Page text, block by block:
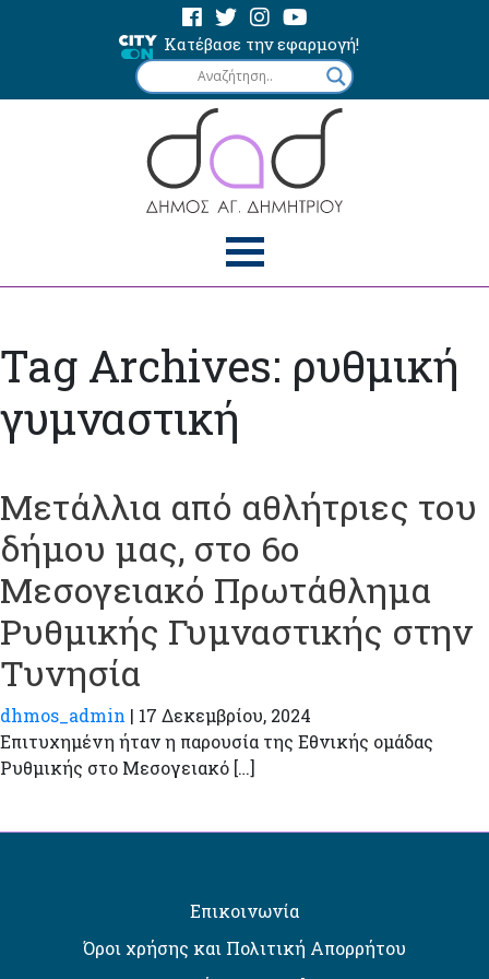
Κατέβασε την εφαρμογή!
Tag Archives: ρυθμική
γυμναστική
Μετάλλια από αθλήτριες του
δήμου μας, στο 6ο
Μεσογειακό Πρωτάθλημα
Ρυθμικής Γυμναστικής στην
Τυνησία
dhmos_admin | 17 Δεκεμβρίου, 2024
Επιτυχημένη ήταν η παρουσία της Εθνικής ομάδας
Ρυθμικής στο Μεσογειακό […]
Επικοινωνία
Όροι χρήσης και Πολιτική Απορρήτου